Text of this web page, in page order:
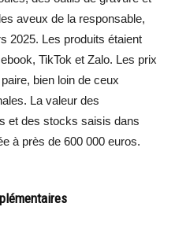
aveux de la responsable,
2025. Les produits étaient
TikTok et Zalo. Les prix
bien loin de ceux
La valeur des
et des stocks saisis dans
à près de 600 000 euros.